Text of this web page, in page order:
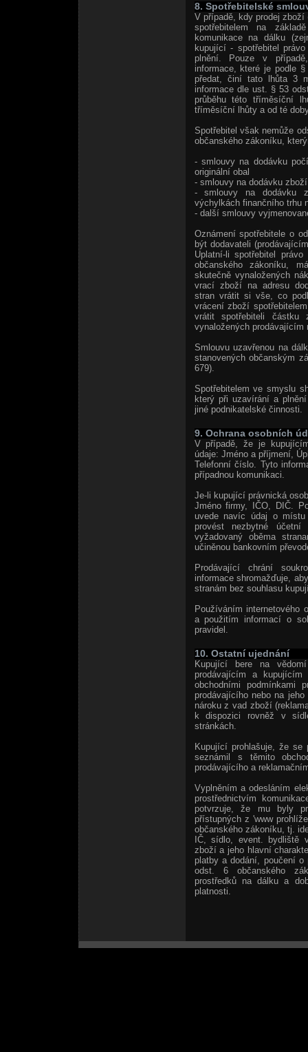
8. Spotřebitelské
V případě, kdy prodej zboží
spotřebitelem na
komunikace na dálku
kupující - spotřebitel
plnění. Pouze v
informace, které je podle
předat, činí tato lhůta 3
informace dle ust. § 53
průběhu této tříměsíční
tříměsíční lhůty a od té
Spotřebitel však nemůže
občanského zákoníku,
- smlouvy na dodávku
originální obal
- smlouvy na dodávku
- smlouvy na dodávku
výchylkách finančního trhu
- další smlouvy
Oznámení spotřebitele o
být dodavateli
Uplatní-li spotřebitel
občanského zákoníku,
skutečně vynaložených
vrací zboží na adresu
stran vrátit si vše, co
vrácení zboží
vrátit spotřebiteli částku
vynaložených prodávajícím
Smlouvu uzavřenou na
stanovených občanským
679).
Spotřebitelem ve smyslu
který při uzavírání a
jiné podnikatelské činnosti.
9. Ochrana osobních
V případě, že je
údaje: Jméno a příjmení,
Telefonní číslo. Tyto
případnou komunikaci.
Je-li kupující právnická
Jméno firmy, IČO, DIČ.
uvede navíc údaj o
provést nezbytné
vyžadovaný oběma
učiněnou bankovním
Prodávající chrání
informace shromažďuje,
stranám bez souhlasu
Používáním internetového
a použitím informací o
pravidel.
10. Ostatní ujednání
Kupující bere na
prodávajícím a
obchodními
prodávajícího nebo na
nároku z vad zboží
k dispozici rovněž v
stránkách.
Kupující prohlašuje, že se
seznámil s těmito
prodávajícího a
Vyplněním a odesláním
prostřednictvím
potvrzuje, že mu byly
přístupných z 'www
občanského zákoníku, tj.
IČ, sídlo, event. bydliště
zboží a jeho hlavní
platby a dodání, poučení
odst. 6 občanského
prostředků na dálku a
platnosti.